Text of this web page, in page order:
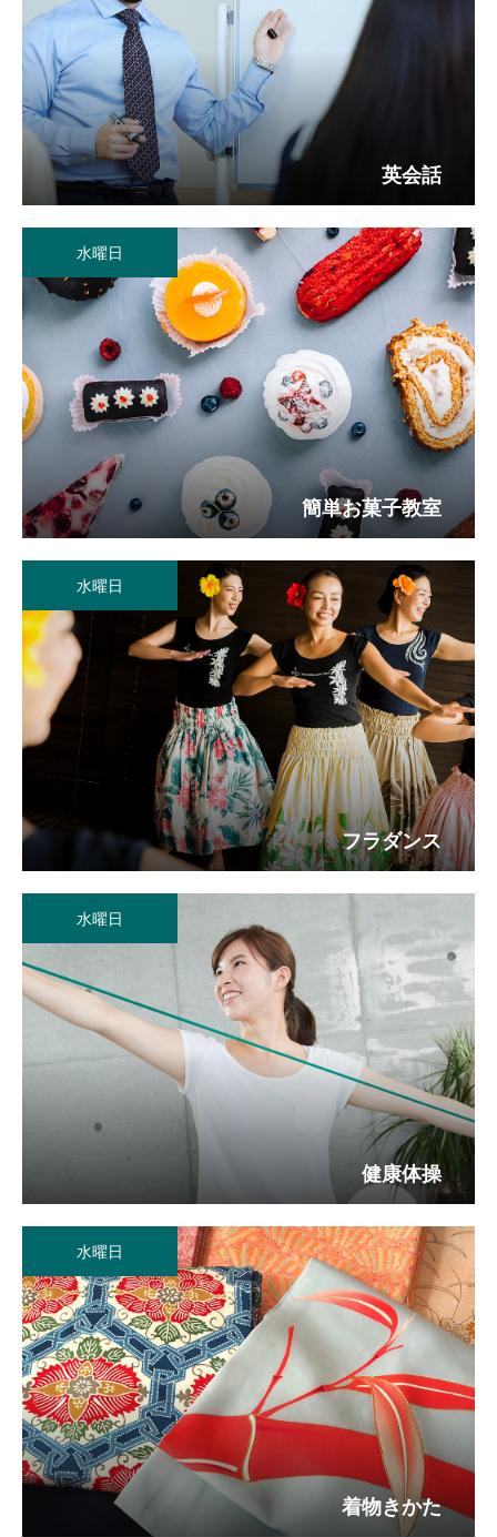
英会話
水曜日
簡単お菓子教室
水曜日
フラダンス
水曜日
健康体操
水曜日
着物きかた